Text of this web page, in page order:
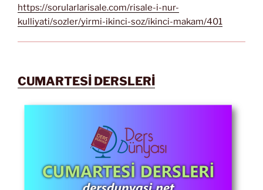
https://sorularlarisale.com/risale-i-nur-
kulliyati/sozler/yirmi-ikinci-soz/ikinci-makam/401
CUMARTESİ DERSLERİ